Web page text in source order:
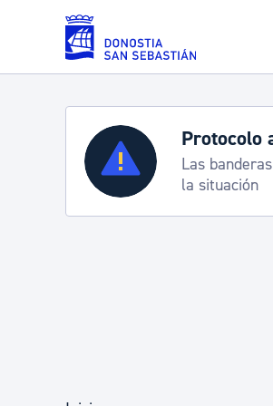
Saltar al contenido principal
Servicios
Padrón y asuntos
Protocolo
Las
la situación